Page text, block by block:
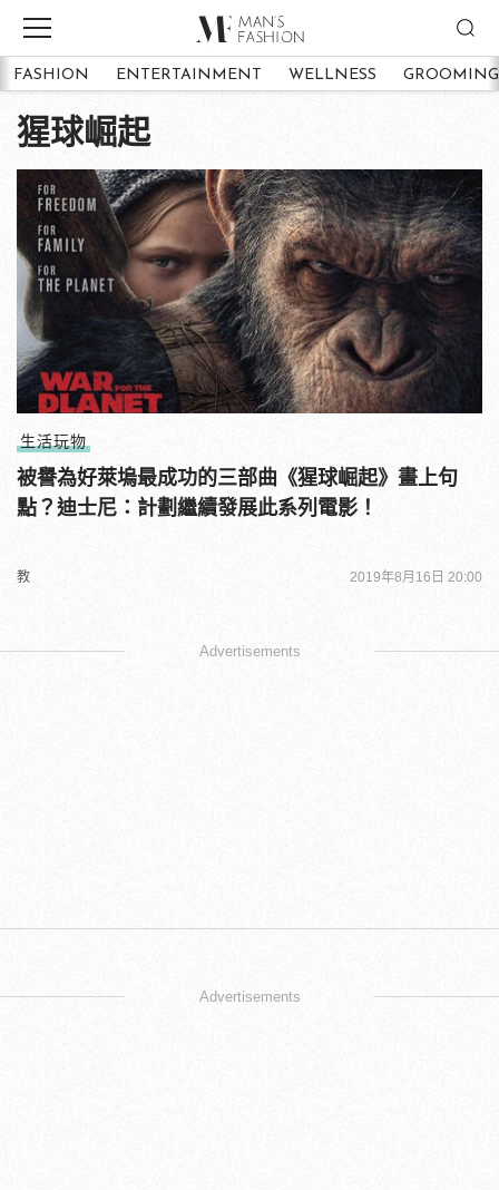
FASHION ENTERTAINMENT WELLNESS GROOMING
猩球崛起
生活玩物
被譽為好萊塢最成功的三部曲《猩球崛起》畫上句
點？迪士尼：計劃繼續發展此系列電影！
教 2019年8月16日 20:00
Advertisements
Advertisements